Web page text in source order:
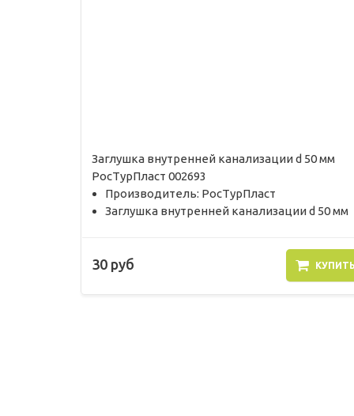
Заглушка внутренней канализации d 50 мм
РосТурПласт 002693
Производитель: РосТурПласт
Заглушка внутренней канализации d 50 мм
30 руб КУПИТЬ